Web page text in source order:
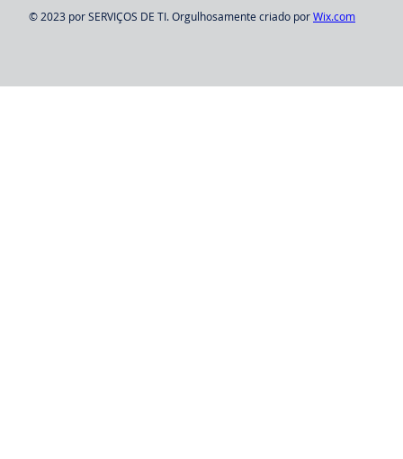
© 2023 por SERVIÇOS DE TI. Orgulhosamente criado porWix.com